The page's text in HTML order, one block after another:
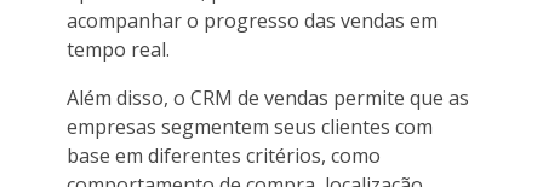
acompanhar o progresso das vendas em
tempo real.
Além disso, o CRM de vendas permite que as
empresas segmentem seus clientes com
base em diferentes critérios, como